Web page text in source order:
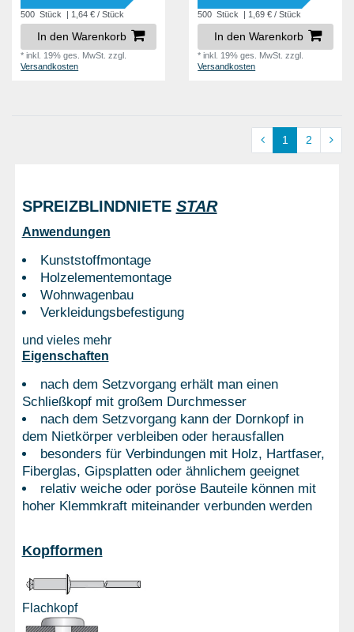
500 Stück | 1,64 € / Stück
In den Warenkorb
*inkl. 19% ges. MwSt. zzgl.
Versandkosten
500 Stück | 1,69 € / Stück
In den Warenkorb
*inkl. 19% ges. MwSt. zzgl.
Versandkosten
1 2
SPREIZBLINDNIETE STAR
Anwendungen
Kunststoffmontage
Holzelementemontage
Wohnwagenbau
Verkleidungsbefestigung
und vieles mehr
Eigenschaften
nach dem Setzvorgang erhält man einen
Schließkopf mit großem Durchmesser
nach dem Setzvorgang kann der Dornkopf in
dem Nietkörper verbleiben oder herausfallen
besonders für Verbindungen mit Holz, Hartfaser,
Fiberglas, Gipsplatten oder ähnlichem geeignet
relativ weiche oder poröse Bauteile können mit
hoher Klemmkraft miteinander verbunden werden
Kopfformen
Flachkopf